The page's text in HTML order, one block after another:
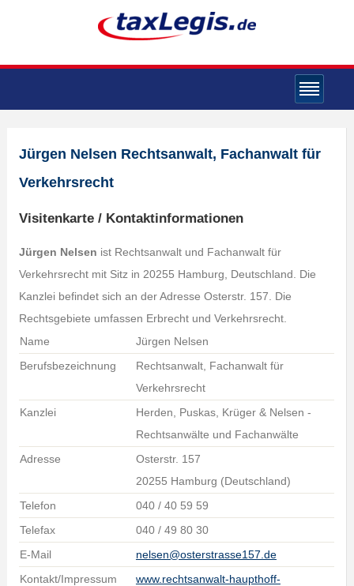
Jürgen Nelsen Rechtsanwalt, Fachanwalt für
Verkehrsrecht
Visitenkarte / Kontaktinformationen
Jürgen Nelsen ist Rechtsanwalt und Fachanwalt für
Verkehrsrecht mit Sitz in 20255 Hamburg, Deutschland. Die
Kanzlei befindet sich an der Adresse Osterstr. 157. Die
Rechtsgebiete umfassen Erbrecht und Verkehrsrecht.
Name
Jürgen Nelsen
Berufsbezeichnung
Rechtsanwalt, Fachanwalt für
Verkehrsrecht
Kanzlei
Herden, Puskas, Krüger & Nelsen -
Rechtsanwälte und Fachanwälte
Adresse
Osterstr. 157
20255 Hamburg (Deutschland)
Telefon
040 / 40 59 59
Telefax
040 / 49 80 30
E-Mail
nelsen@osterstrasse157.de
Kontakt/Impressum
www.rechtsanwalt-haupthoff-